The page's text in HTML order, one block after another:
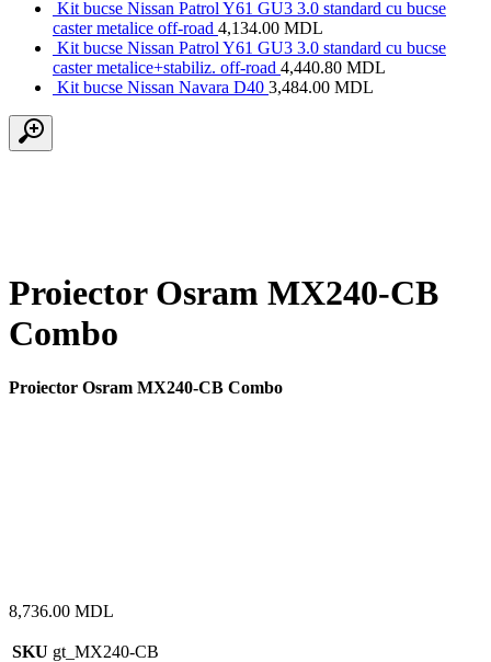
Kit bucse Nissan Patrol Y61 GU3 3.0 standard cu bucse
caster metalice off-road 4,134.00 MDL
Kit bucse Nissan Patrol Y61 GU3 3.0 standard cu bucse
caster metalice+stabiliz. off-road 4,440.80 MDL
Kit bucse Nissan Navara D40 3,484.00 MDL
Proiector Osram MX240-CB
Combo
Proiector Osram MX240-CB Combo
8,736.00 MDL
SKU gt_MX240-CB